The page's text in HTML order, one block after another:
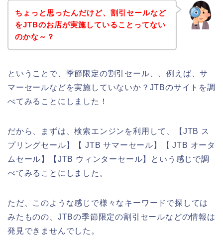
ちょっと思ったんだけど、割引セールなど
をJTBのお店が実施していることってない
のかな～？
ということで、季節限定の割引セール、、例えば、サ
マーセールなどを実施していないか？JTBのサイトを調
べてみることにしました！
だから、まずは、検索エンジンを利用して、【JTB ス
プリングセール】【 JTB サマーセール】【 JTB オータ
ムセール】【JTB ウィンターセール】という感じで調
べてみることにしました。
ただ、このような感じで様々なキーワードで探しては
みたものの、JTBの季節限定の割引セールなどの情報は
発見できませんでした。